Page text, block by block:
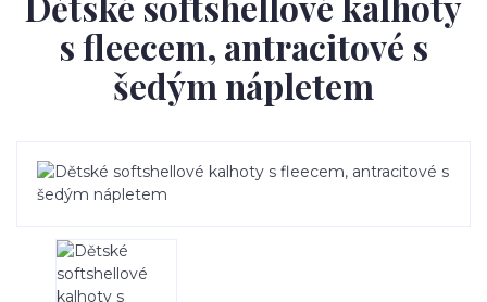
s fleecem, antracitové s
šedým nápletem